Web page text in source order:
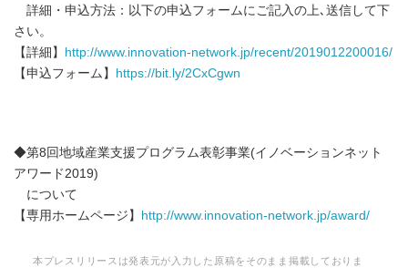
詳細・申込方法：以下の申込フォームにご記入の上､送信して下
さい。
【詳細】
http://www.innovation-network.jp/recent/2019012200016/
【申込フォーム】
https://bit.ly/2CxCgwn
◆第8回地域産業支援プログラム表彰事業(イノベーションネット
アワード2019)
について
【専用ホームページ】
http://www.innovation-network.jp/award/
本プレスリリースは発表元が入力した原稿をそのまま掲載しておりま